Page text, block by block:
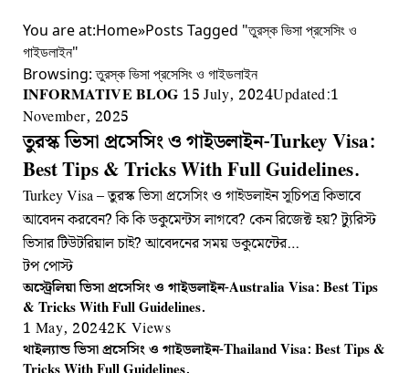
You are at:Home»Posts Tagged "তুরস্ক ভিসা প্রসেসিং ও
গাইডলাইন"
Browsing:তুরস্ক ভিসা প্রসেসিং ও গাইডলাইন
INFORMATIVE BLOG 15 July, 2024Updated:1
November, 2025
তুরস্ক ভিসা প্রসেসিং ও গাইডলাইন-Turkey Visa:
Best Tips & Tricks With Full Guidelines.
Turkey Visa – তুরস্ক ভিসা প্রসেসিং ও গাইডলাইন সূচিপত্র কিভাবে
আবেদন করবেন? কি কি ডকুমেন্টস লাগবে? কেন রিজেক্ট হয়? ট্যুরিস্ট
ভিসার টিউটরিয়াল চাই? আবেদনের সময় ডকুমেন্টের…
টপ পোস্ট
অস্ট্রেলিয়া ভিসা প্রসেসিং ও গাইডলাইন-Australia Visa: Best Tips
& Tricks With Full Guidelines.
1 May, 20242K Views
থাইল্যান্ড ভিসা প্রসেসিং ও গাইডলাইন-Thailand Visa: Best Tips &